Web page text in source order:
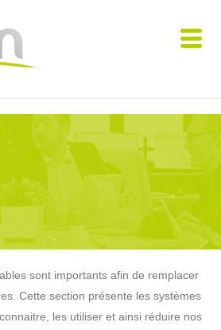
sont importants afin de remplacer
Cette section présente les systèmes
les utiliser et ainsi réduire nos